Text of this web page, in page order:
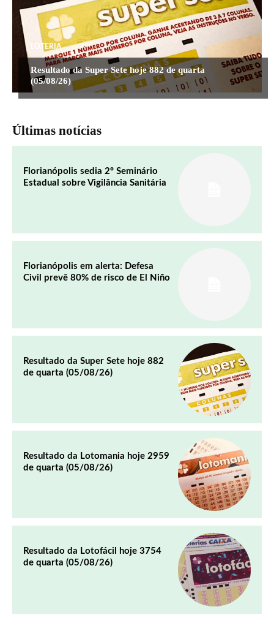
LOTERIA
Resultado da Super Sete hoje 882 de quarta
(05/08/26)
Últimas notícias
Florianópolis sedia 2º Seminário
Estadual sobre Vigilância Sanitária
Florianópolis em alerta: Defesa
Civil prevê 80% de risco de El Niño
Resultado da Super Sete hoje 882
de quarta (05/08/26)
Resultado da Lotomania hoje 2959
de quarta (05/08/26)
Resultado da Lotofácil hoje 3754
de quarta (05/08/26)